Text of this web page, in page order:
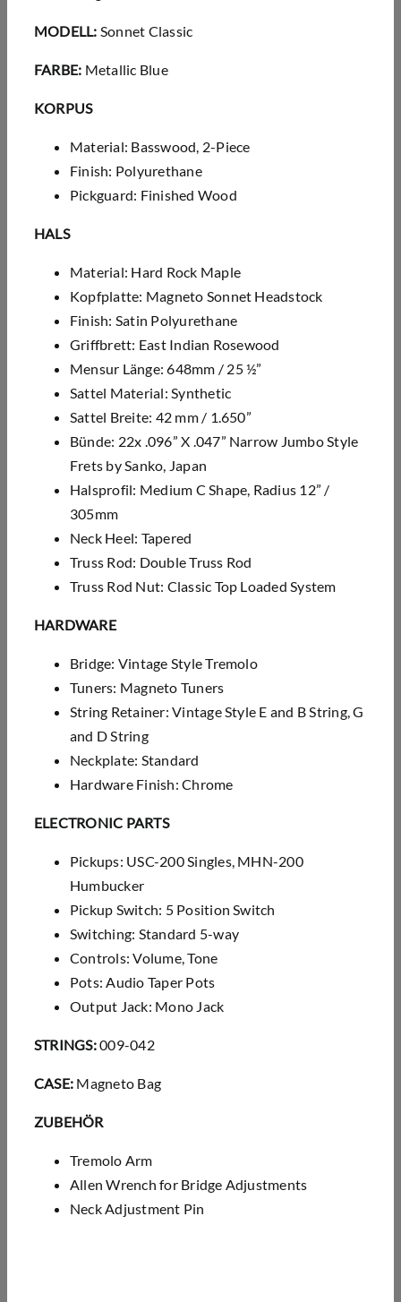
MODELL: Sonnet Classic
FARBE: Metallic Blue
KORPUS
Material: Basswood, 2-Piece
Finish: Polyurethane
Pickguard: Finished Wood
HALS
Material: Hard Rock Maple
Kopfplatte: Magneto Sonnet Headstock
Finish: Satin Polyurethane
Griffbrett: East Indian Rosewood
Mensur Länge: 648mm / 25 ½”
Sattel Material: Synthetic
Sattel Breite: 42 mm / 1.650”
Bünde: 22x .096” X .047” Narrow Jumbo Style
Frets by Sanko, Japan
Halsprofil: Medium C Shape, Radius 12” /
305mm
Neck Heel: Tapered
Truss Rod: Double Truss Rod
Truss Rod Nut: Classic Top Loaded System
HARDWARE
Bridge: Vintage Style Tremolo
Tuners: Magneto Tuners
String Retainer: Vintage Style E and B String, G
and D String
Neckplate: Standard
Hardware Finish: Chrome
ELECTRONIC PARTS
Pickups: USC-200 Singles, MHN-200
Humbucker
Pickup Switch: 5 Position Switch
Switching: Standard 5-way
Controls: Volume, Tone
Pots: Audio Taper Pots
Output Jack: Mono Jack
STRINGS:009-042
CASE: Magneto Bag
ZUBEHÖR
Tremolo Arm
Allen Wrench for Bridge Adjustments
Neck Adjustment Pin